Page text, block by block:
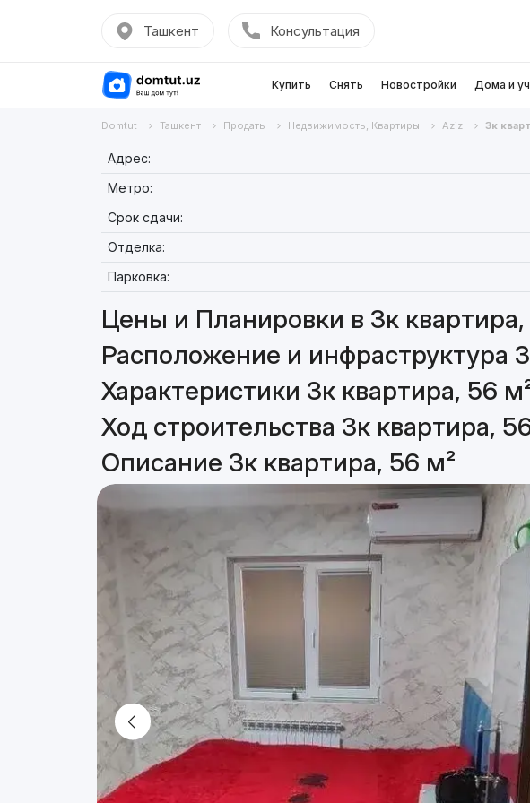
Ташкент Консультация
Купить Снять Новостройки Дома и
Domtut Ташкент Продать Недвижимость, Квартиры Aziz 3к
Адрес:
Метро:
Срок сдачи:
Отделка:
Парковка:
Цены и Планировки в 3к
Расположение и инфраструктура
Характеристики 3к квартира, 56
Ход строительства 3к квартира,
Описание 3к квартира, 56 м²